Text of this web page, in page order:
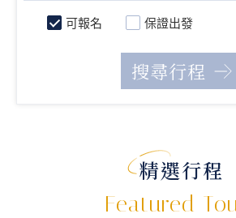
可報名 保證出發
精選行程
Featured